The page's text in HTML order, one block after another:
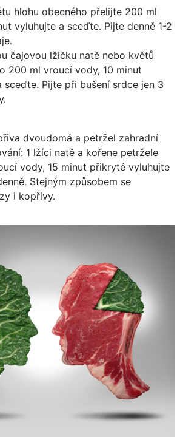
hlohu obecného přelijte 200 ml
vyluhujte a sceďte. Pijte denně 1-2
čajovou lžičku natě nebo květů
200 ml vroucí vody, 10 minut
Pijte při bušení srdce jen 3
dvoudomá a petržel zahradní
1 lžíci natě a kořene petržele
vody, 15 minut přikryté vyluhujte
Stejným způsobem se
i kopřivy.